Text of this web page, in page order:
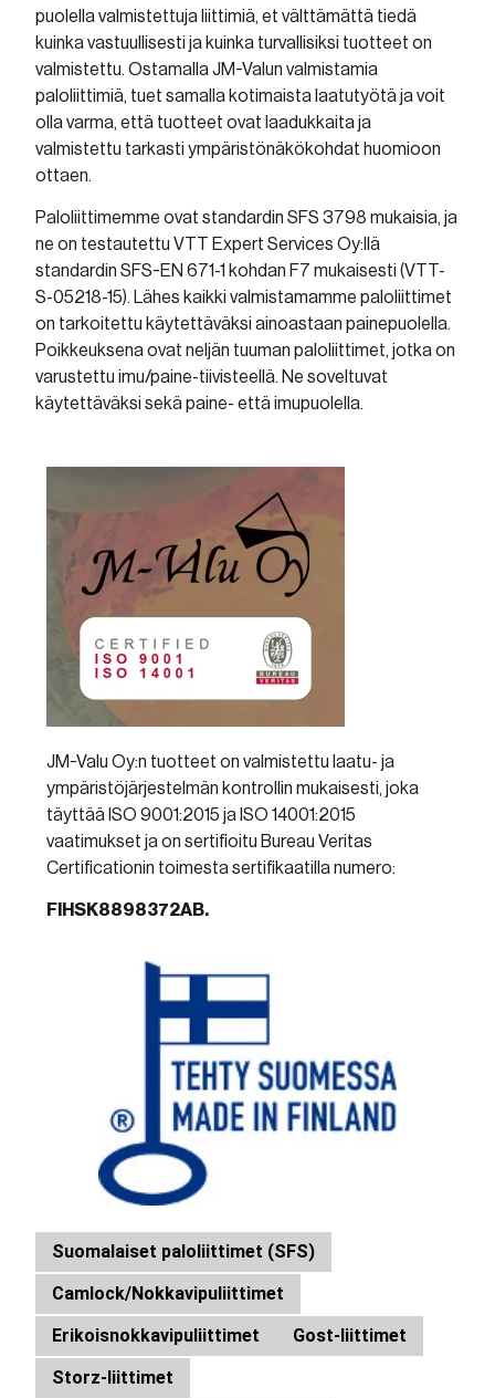
puolella valmistettuja liittimiä, et välttämättä tiedä
kuinka vastuullisesti ja kuinka turvallisiksi tuotteet on
valmistettu. Ostamalla JM-Valun valmistamia
paloliittimiä, tuet samalla kotimaista laatutyötä ja voit
olla varma, että tuotteet ovat laadukkaita ja
valmistettu tarkasti ympäristönäkökohdat huomioon
ottaen.
Paloliittimemme ovat standardin SFS 3798 mukaisia, ja
ne on testautettu VTT Expert Services Oy:llä
standardin SFS-EN 671-1 kohdan F7 mukaisesti (VTT-
S-05218-15). Lähes kaikki valmistamamme paloliittimet
on tarkoitettu käytettäväksi ainoastaan painepuolella.
Poikkeuksena ovat neljän tuuman paloliittimet, jotka on
varustettu imu/paine-tiivisteellä. Ne soveltuvat
käytettäväksi sekä paine- että imupuolella.
JM-Valu Oy:n tuotteet on valmistettu laatu- ja
ympäristöjärjestelmän kontrollin mukaisesti, joka
täyttää ISO 9001:2015 ja ISO 14001:2015
vaatimukset ja on sertifioitu Bureau Veritas
Certificationin toimesta sertifikaatilla numero:
FIHSK8898372AB.
Suomalaiset paloliittimet (SFS)
Camlock/Nokkavipuliittimet
Erikoisnokkavipuliittimet
Gost-liittimet
Storz-liittimet